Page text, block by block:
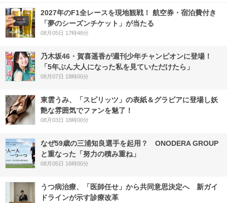
2027年のF1全レースを現地観戦！ 航空券・宿泊費付き
「夢のシーズンチケット」が当たる
08月05日 17時48分
乃木坂46・賀喜遥香が週刊少年チャンピオンに登場！
「5年ぶん大人になった私を見ていただけたら」
08月07日 18時00分
東雲うみ、「スピリッツ」の表紙＆グラビアに登場し妖
艶な雰囲気でファンを魅了！
08月03日 18時00分
なぜ59歳の三浦知良選手を起用？ ONODERA GROUP
と重なった「努力の積み重ね」
08月05日 16時00分
うつ病治療、「医師任せ」から共同意思決定へ 新ガイ
ドラインが示す診療改革